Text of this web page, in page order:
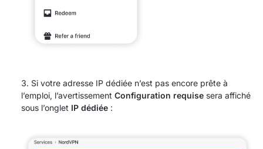
Si votre adresse IP dédiée n’est pas encore prête à
l’emploi, l’avertissement Configuration requise sera affiché
sous l’onglet IP dédiée :